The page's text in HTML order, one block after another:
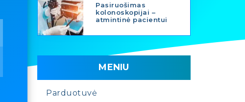
Pasiruošimas
kolonoskopijai –
atmintinė pacientui
MENIU
Parduotuvė